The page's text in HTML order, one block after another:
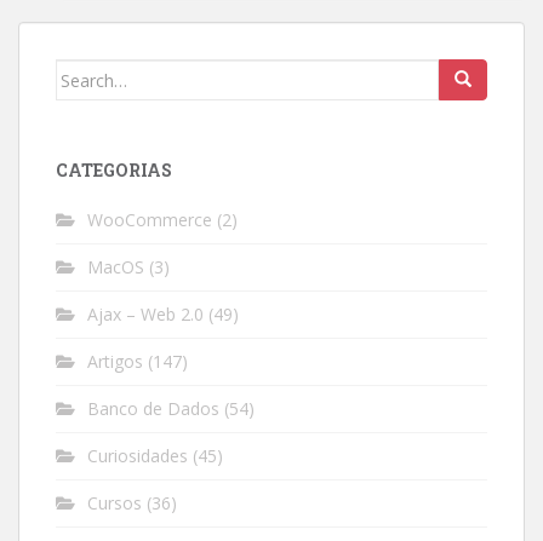
Search
CATEGORIAS
WooCommerce (2)
MacOS (3)
Ajax – Web 2.0 (49)
Artigos (147)
Banco de Dados (54)
Curiosidades (45)
Cursos (36)